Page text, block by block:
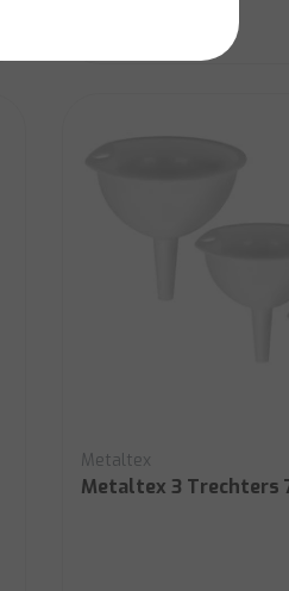
Metaltex
Metaltex 3 Trechters